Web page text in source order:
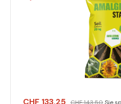
CHF 133.25 CHF 143.50Sie